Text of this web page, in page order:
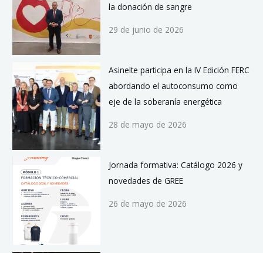
la donación de sangre
29 de junio de 2026
Asinelte participa en la IV Edición FERC
abordando el autoconsumo como
eje de la soberanía energética
28 de mayo de 2026
Jornada formativa: Catálogo 2026 y
novedades de GREE
26 de mayo de 2026